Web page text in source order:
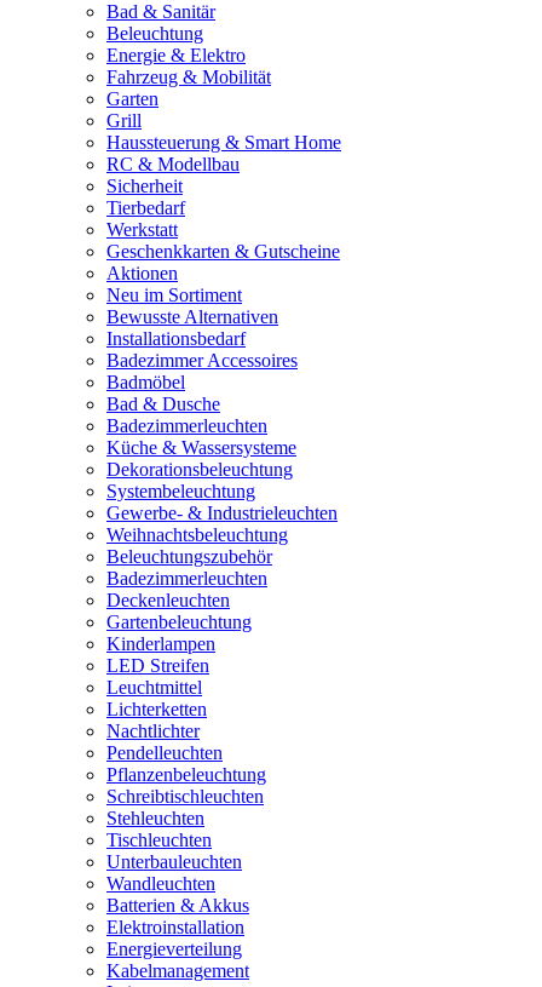
Bad & Sanitär
Beleuchtung
Energie & Elektro
Fahrzeug & Mobilität
Garten
Grill
Haussteuerung & Smart Home
RC & Modellbau
Sicherheit
Tierbedarf
Werkstatt
Geschenkkarten & Gutscheine
Aktionen
Neu im Sortiment
Bewusste Alternativen
Installationsbedarf
Badezimmer Accessoires
Badmöbel
Bad & Dusche
Badezimmerleuchten
Küche & Wassersysteme
Dekorationsbeleuchtung
Systembeleuchtung
Gewerbe- & Industrieleuchten
Weihnachtsbeleuchtung
Beleuchtungszubehör
Badezimmerleuchten
Deckenleuchten
Gartenbeleuchtung
Kinderlampen
LED Streifen
Leuchtmittel
Lichterketten
Nachtlichter
Pendelleuchten
Pflanzenbeleuchtung
Schreibtischleuchten
Stehleuchten
Tischleuchten
Unterbauleuchten
Wandleuchten
Batterien & Akkus
Elektroinstallation
Energieverteilung
Kabelmanagement